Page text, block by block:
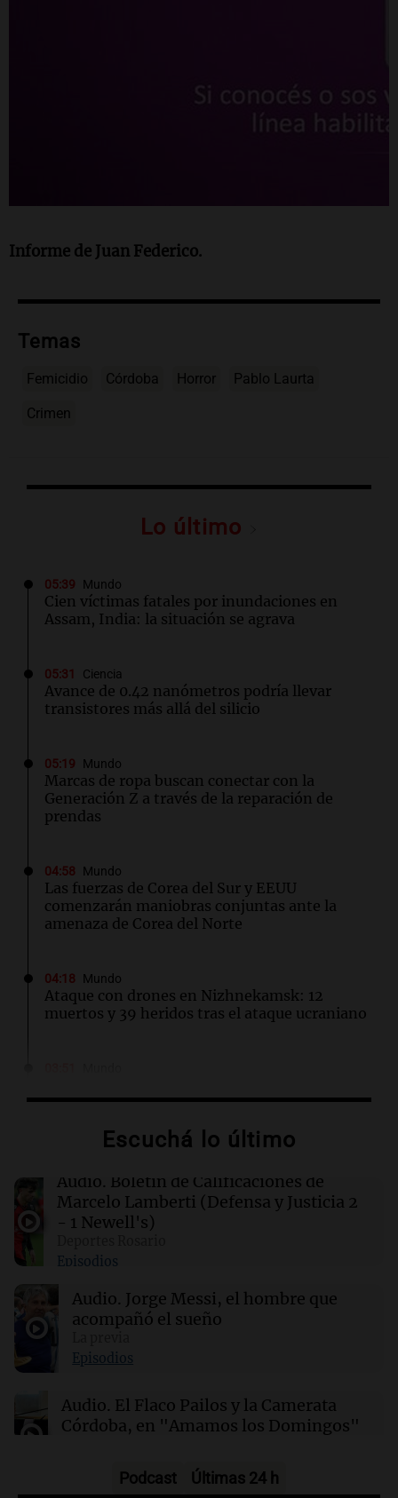
Informe de Juan Federico.
Temas
Femicidio Córdoba Horror Pablo Laurta
Crimen
Lo último
05:39 Mundo
Cien víctimas fatales por inundaciones en
Assam, India: la situación se agrava
05:31 Ciencia
Avance de 0.42 nanómetros podría llevar
transistores más allá del silicio
05:19 Mundo
Marcas de ropa buscan conectar con la
Generación Z a través de la reparación de
prendas
04:58 Mundo
Las fuerzas de Corea del Sur y EEUU
comenzarán maniobras conjuntas ante la
amenaza de Corea del Norte
04:18 Mundo
Ataque con drones en Nizhnekamsk: 12
muertos y 39 heridos tras el ataque ucraniano
de la tormenta tropical Dolphin
Indonesia intensifica la lucha contra
incendios forestales en el monte Bromo y
otras regiones
03:14 Mundo
compañía generan descontento entre los
usuarios
02:32
familias de militares en servicio activo
Escuchá lo último
Audio. Boletín de Calificaciones de
Marcelo Lamberti (Defensa y Justicia 2
- 1 Newell's)
Episodios
Audio. Jorge Messi, el hombre que
acompañó el sueño
Episodios
Audio. El Flaco Pailos y la Camerata
Córdoba, en "Amamos los Domingos"
Podcast Últimas 24 h